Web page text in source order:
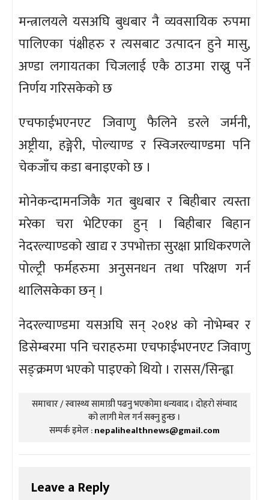
मन्त्रालयले यसअघि बुधबार नै व्यवसायिक रुपमा
पालिएका पंक्षीहरु र त्यसबाट उत्पादन हुने मासु,
अण्डा लगायतका चिजलाई एकै ठाउमा राख्नु पर्ने
निर्णय गरिसकेको छ
एचफाईभएनएट जिवाणु फैलिने डरले जर्मनी,
अष्ट्रीया, हङ्गेरी, पोल्याण्ड र स्विजरल्याण्डमा पनि
चेकजाँच कडा बनाइएको छ ।
मोनेकन्दामनजिकै गत बुधबार र बिहीबार त्यस्ता
मरेका चरा भेटिएका हुन् । बिहीबार बिहान
नेदरल्याण्डको खाद्य र उपभोक्ता सुरक्षा प्राधिकरणले
पोल्ट्री फर्महरुमा अनुसनधन तथा परिक्षण गर्न
थालिसकेका छन् ।
नेदरल्याण्डमा यसअघि सन् २०१४ को नोभेम्बर र
डिसेम्बरमा पनि चराहरुमा एचफाईभएनएट जिवाणु
सङ्क्रमण भएको पाइएको थियो । रासस/सिन्ह्वा
समाचार / स्वास्थ्य सामाग्री पढनु भएकोमा धन्यवाद । दोहरो संम्वाद
को लागी मेल गर्न सक्नु हुन्छ ।
सम्पर्क इमेल :nepalihealthnews@gmail.com
Leave a Reply